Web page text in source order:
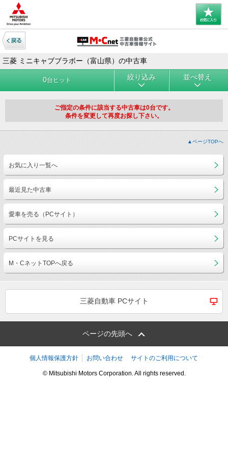
三菱 ミニキャブブラボー（富山県）の中古車
0台ヒット 絞り込み 並べ替え
ご指定の条件に該当する中古車は0台です。
条件を変更して再度お探し下さい。
▲ページTOPへ
お気に入り一覧へ
最近見た中古車
愛車を売る（PCサイト）
PCサイトを見る
M・CネットTOPへ戻る
三菱自動車 PCサイト
ページの先頭へ
個人情報保護方針 お問い合わせ サイトのご利用について
© Mitsubishi Motors Corporation. All rights reserved.